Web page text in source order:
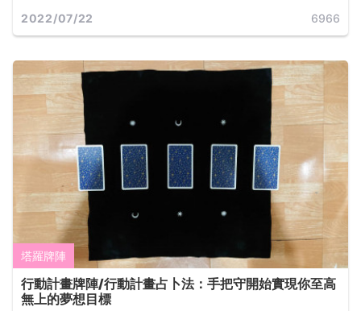
全考慮的重要性，雖然有時作決策看來很輕易，但往往
2022/07/22 6966
塔羅牌陣
行動計畫牌陣/行動計畫占卜法：手把守開始實現你至高
無上的夢想目標